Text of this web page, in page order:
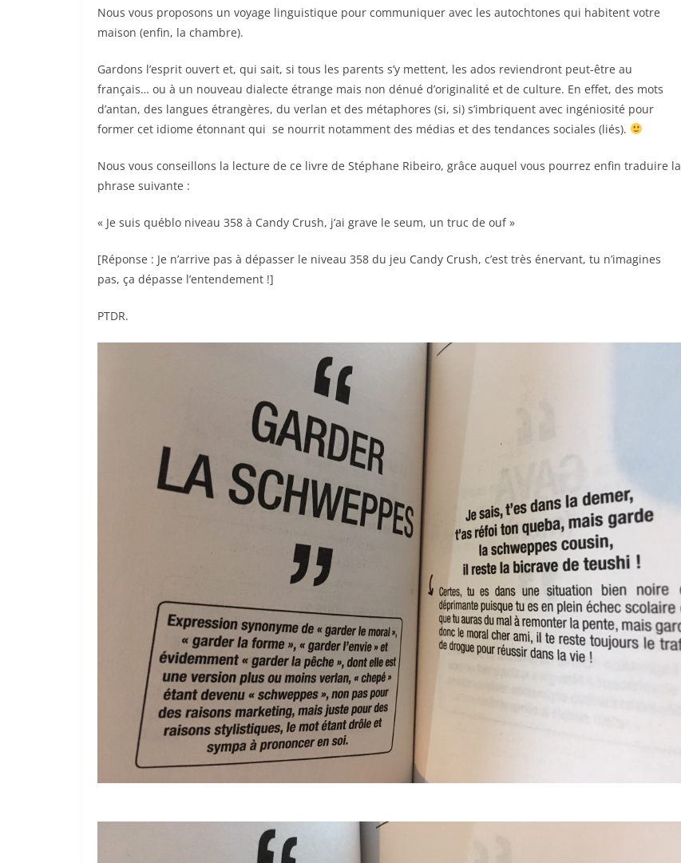
b
o
o
k
st er
Nous vous proposons un voyage linguistique pour communiquer avec les autochtones qui habitent votre
maison (enfin, la chambre).
Gardons l’esprit ouvert et, qui sait, si tous les parents s’y mettent, les ados reviendront peut-être au
français… ou à un nouveau dialecte étrange mais non dénué d’originalité et de culture. En effet, des mots
d’antan, des langues étrangères, du verlan et des métaphores (si, si) s’imbriquent avec ingéniosité pour
former cet idiome étonnant qui se nourrit notamment des médias et des tendances sociales (liés).
Nous vous conseillons la lecture de ce livre de Stéphane Ribeiro, grâce auquel vous pourrez enfin traduire la
phrase suivante :
« Je suis québlo niveau 358 à Candy Crush, j’ai grave le seum, un truc de ouf »
[Réponse : Je n’arrive pas à dépasser le niveau 358 du jeu Candy Crush, c’est très énervant, tu n’imagines
pas, ça dépasse l’entendement !]
PTDR.